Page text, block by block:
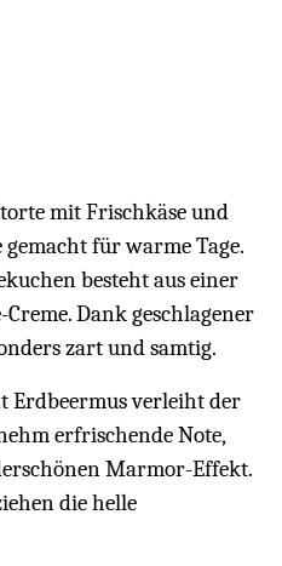
mit Frischkäse und
für warme Tage.
besteht aus einer
Dank geschlagener
zart und samtig.
Erdbeermus verleiht der
erfrischende Note,
Marmor-Effekt.
die helle